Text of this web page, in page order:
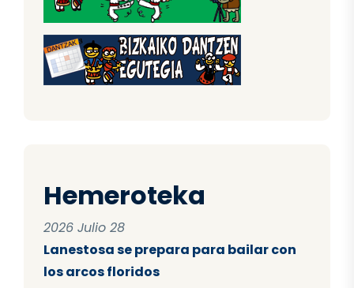
Hemeroteka
2026 Julio 28
Lanestosa se prepara para bailar con
los arcos floridos